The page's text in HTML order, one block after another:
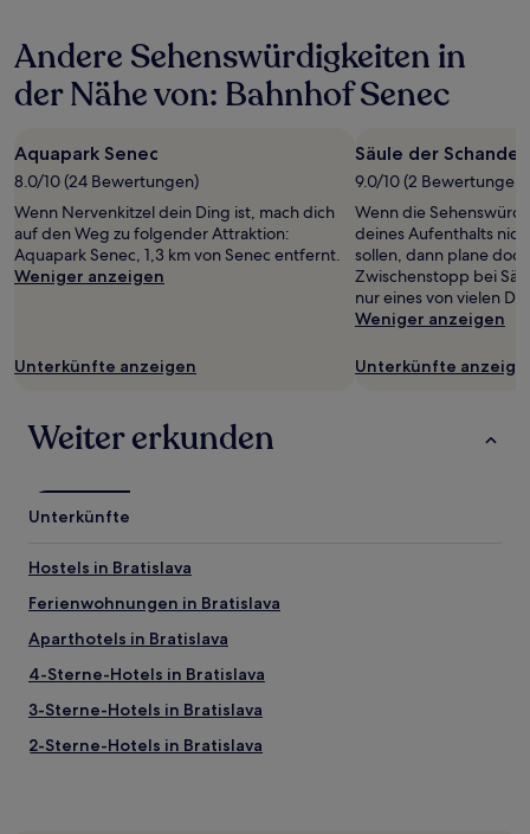
24 Stunden
für
einen
1 Übernachtung
von
gefunden
wurde.
Preise
und
ändern.
zusätzliche
Bedingungen
Andere Sehenswürdigkeiten in
der Nähe von: Bahnhof Senec
Aquapark Senec
8.0/10 (24 Bewertungen)
Wenn Nervenkitzel dein Ding ist, mach dich
auf den Weg zu folgender Attraktion:
Aquapark Senec, 1,3 km von Senec entfernt.
Weniger anzeigen
Unterkünfte anzeigen
Säule der Schande
9.0/10 (2 Bewertungen)
Wenn die
deines Aufenthalts
sollen, dann plane
Zwischenstopp bei
nur eines von vielen
Weniger anzeigen
Unterkünfte
Weiter erkunden
Unterkünfte
Hostels in Bratislava
Ferienwohnungen in Bratislava
Aparthotels in Bratislava
4-Sterne-Hotels in Bratislava
3-Sterne-Hotels in Bratislava
2-Sterne-Hotels in Bratislava